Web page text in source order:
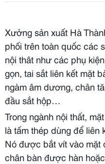
Xưởng sản xuất Hà
phối trên toàn quốc các
nội thât như các phụ
gọn, tai sắt liên kết mặt
ngàm âm dương, chân
đầu sắt hộp…
Trong ngành nội thất,
là tấm thép dùng để liên
Nó được bắt vít vào
chân bàn được hàn